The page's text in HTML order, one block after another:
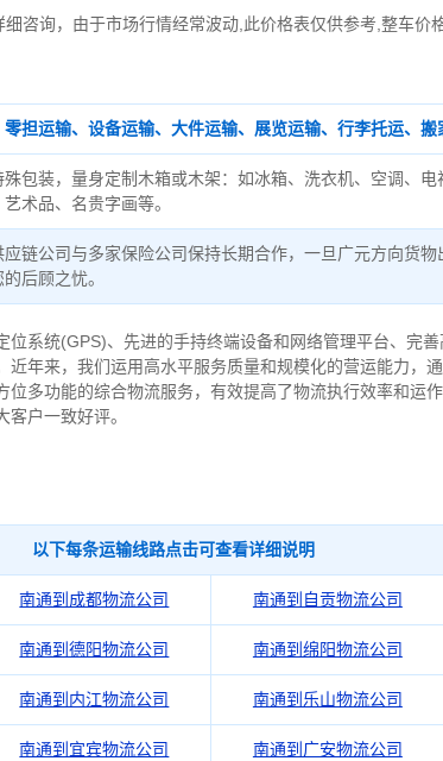
咨询，由于市场行情经常波动,此价格表仅供参考,整车价
担运输、设备运输、大件运输、展览运输、行李托运、搬
殊包装，量身定制木箱或木架：如冰箱、洗衣机、空调、
术品、名贵字画等。
应链公司与多家保险公司保持长期合作，一旦广元方向货
后顾之忧。
位系统(GPS)、先进的手持终端设备和网络管理平台、完
年来，我们运用高水平服务质量和规模化的营运能力，
多功能的综合物流服务，有效提高了物流执行效率和运
户一致好评。
以下每条运输线路点击可查看详细说明
南通到成都物流公司 南通到自贡物流公司
南通到德阳物流公司 南通到绵阳物流公司
南通到内江物流公司 南通到乐山物流公司
南通到宜宾物流公司 南通到广安物流公司